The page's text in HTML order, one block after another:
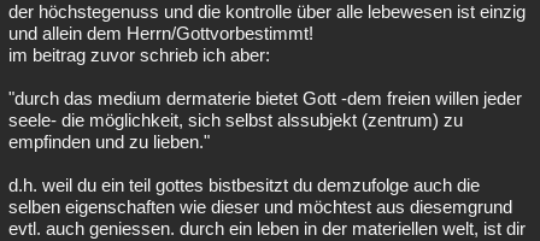
der höchstegenuss und die kontrolle über alle lebewesen ist einzig
und allein dem Herrn/Gottvorbestimmt!
im beitrag zuvor schrieb ich aber:
"durch das medium dermaterie bietet Gott -dem freien willen jeder
seele- die möglichkeit, sich selbst alssubjekt (zentrum) zu
empfinden und zu lieben."
d.h. weil du ein teil gottes bistbesitzt du demzufolge auch die
selben eigenschaften wie dieser und möchtest aus diesemgrund
evtl. auch geniessen. durch ein leben in der materiellen welt, ist dir